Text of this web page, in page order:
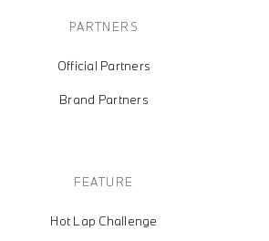
PARTNERS
Official Partners
Brand Partners
FEATURE
Hot Lap Challenge